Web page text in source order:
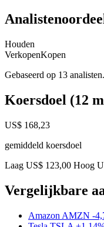
Analistenoordeel
Houden
VerkopenKopen
Gebaseerd op 13 analisten.
Koersdoel (12
US$ 168,23
gemiddeld koersdoel
Laag US$ 123,00 Hoog
Vergelijkbare
Amazon AMZN -